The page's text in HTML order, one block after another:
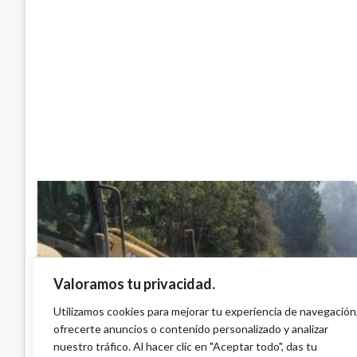
Valoramos tu privacidad.
Utilizamos cookies para mejorar tu experiencia de navegación,
ofrecerte anuncios o contenido personalizado y analizar
nuestro tráfico. Al hacer clic en "Aceptar todo", das tu
BOGOTÁ
Lleve sus escombros a los puntos de la
agosto 2025